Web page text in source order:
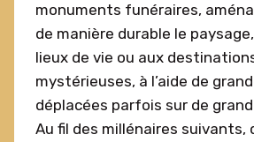
monuments funéraires,
de manière durable le
lieux de vie ou aux
mystérieuses, à l’aide de
déplacées parfois sur de
Au fil des millénaires suivants,